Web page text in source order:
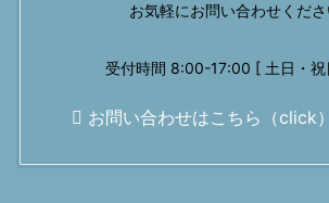
お気軽にお問い合わせくださ
受付時間 8:00-17:00 [ 土日・祝
お問い合わせはこちら（click）